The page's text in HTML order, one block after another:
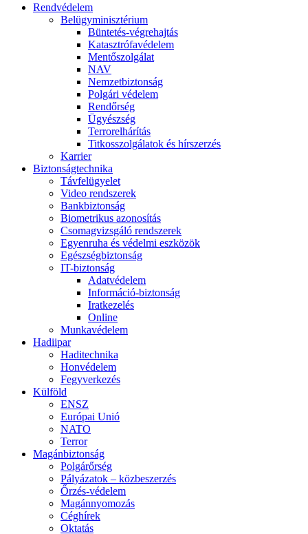
Rendvédelem
Belügyminisztérium
Büntetés-végrehajtás
Katasztrófavédelem
Mentőszolgálat
NAV
Nemzetbiztonság
Polgári védelem
Rendőrség
Ügyészség
Terrorelhárítás
Titkosszolgálatok és hírszerzés
Karrier
Biztonságtechnika
Távfelügyelet
Video rendszerek
Bankbiztonság
Biometrikus azonosítás
Csomagvizsgáló rendszerek
Egyenruha és védelmi eszközök
Egészségbiztonság
IT-biztonság
Adatvédelem
Információ-biztonság
Iratkezelés
Online
Munkavédelem
Hadiipar
Haditechnika
Honvédelem
Fegyverkezés
Külföld
ENSZ
Európai Unió
NATO
Terror
Magánbiztonság
Polgárőrség
Pályázatok – közbeszerzés
Őrzés-védelem
Magánnyomozás
Céghírek
Oktatás